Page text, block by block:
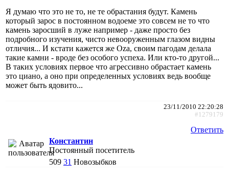
Я думаю что это не то, не те обрастания будут. Камень
который зарос в постоянном водоеме это совсем не то что
камень заросший в луже например - даже просто без
подробного изучения, чисто невооруженным глазом видны
отличия... И кстати кажется же Oza, своим пагодам делала
такие камни - вроде без особого успеха. Или кто-то другой...
В таких условиях первое что агрессивно обрастает камень
это циано, а оно при определенных условиях ведь вообще
может быть ядовито...
23/11/2010 22:20:28
#1279179
Ответить
Константин
Постоянный посетитель
509 31 Новозыбков